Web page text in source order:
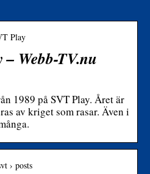
Play
Webb-TV.nu
1989 på SVT Play. Året är
av kriget som rasar. Även i
› posts